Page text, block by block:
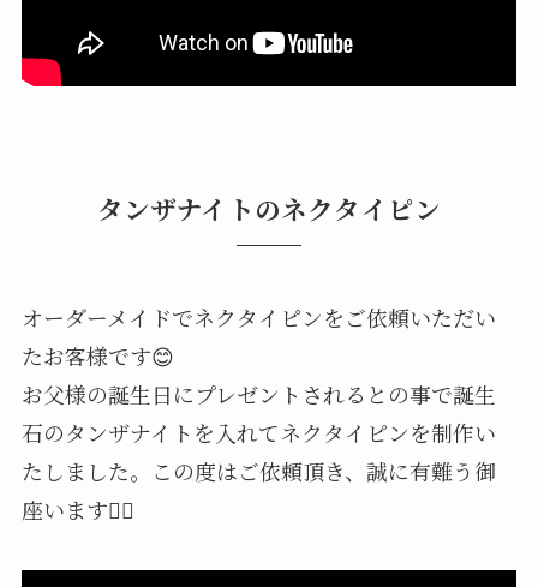
タンザナイトのネクタイピン
オーダーメイドでネクタイピンをご依頼いただい
たお客様です😊
お父様の誕生日にプレゼントされるとの事で誕生
石のタンザナイトを入れてネクタイピンを制作い
たしました。この度はご依頼頂き、誠に有難う御
座います🙇‍♂️